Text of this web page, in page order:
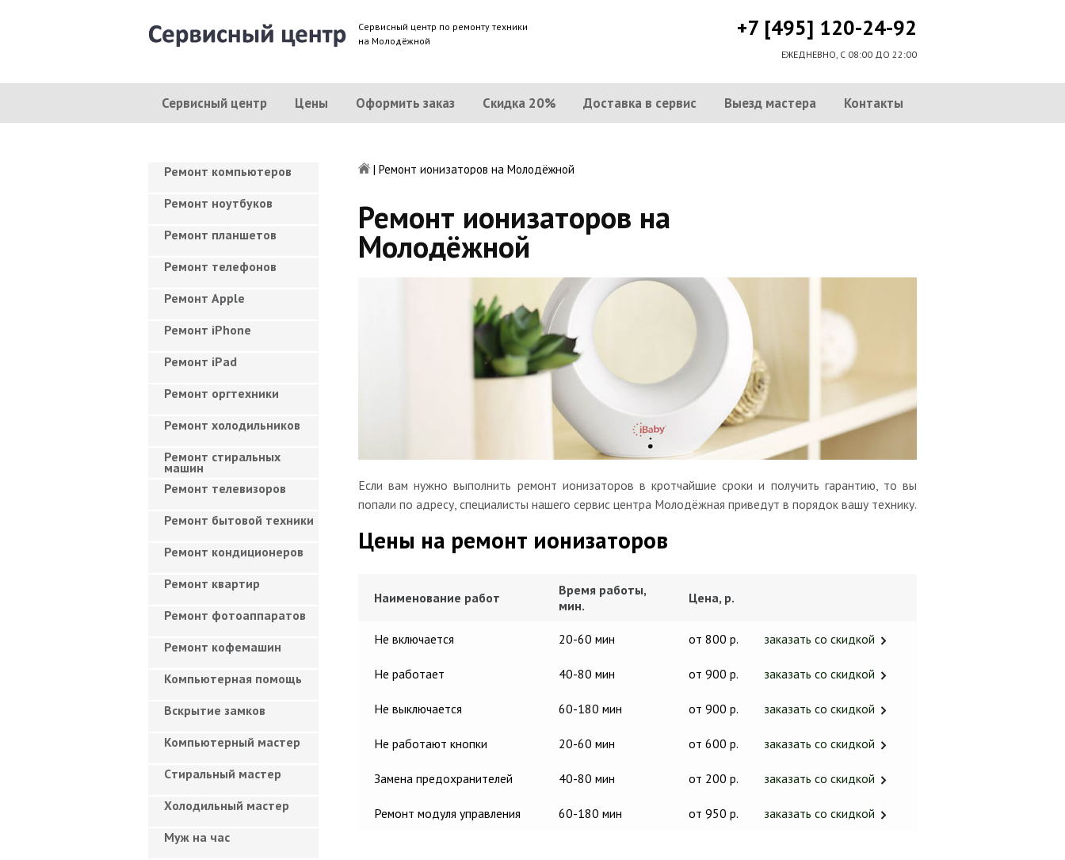
Сервисный центр по ремонту техники
на Молодёжной
+7 [495] 120-24-92
ЕЖЕДНЕВНО, С 08:00 ДО 22:00
Сервисный центр Цены Оформить заказ Скидка 20% Доставка в сервис Выезд мастера Контакты
| Ремонт ионизаторов на Молодёжной
Ремонт ионизаторов на
Молодёжной
Если вам нужно выполнить ремонт ионизаторов в кротчайшие сроки и получить гарантию, то вы
попали по адресу, специалисты нашего сервис центра Молодёжная приведут в порядок вашу технику.
Цены на ремонт ионизаторов
Наименование работ
Время работы,
мин.
Цена, р.
Не включается 20-60 мин от 800 р. заказать со скидкой
Не работает 40-80 мин от 900 р. заказать со скидкой
Не выключается 60-180 мин от 900 р. заказать со скидкой
Не работают кнопки 20-60 мин от 600 р. заказать со скидкой
Замена предохранителей 40-80 мин от 200 р. заказать со скидкой
Ремонт модуля управления 60-180 мин от 950 р. заказать со скидкой
Ремонт компьютеров
Ремонт ноутбуков
Ремонт планшетов
Ремонт телефонов
Ремонт Apple
Ремонт iPhone
Ремонт iPad
Ремонт оргтехники
Ремонт холодильников
Ремонт стиральных
машин
Ремонт телевизоров
Ремонт бытовой техники
Ремонт кондиционеров
Ремонт квартир
Ремонт фотоаппаратов
Ремонт кофемашин
Компьютерная помощь
Вскрытие замков
Компьютерный мастер
Cтиральный мастер
Холодильный мастер
Муж на час